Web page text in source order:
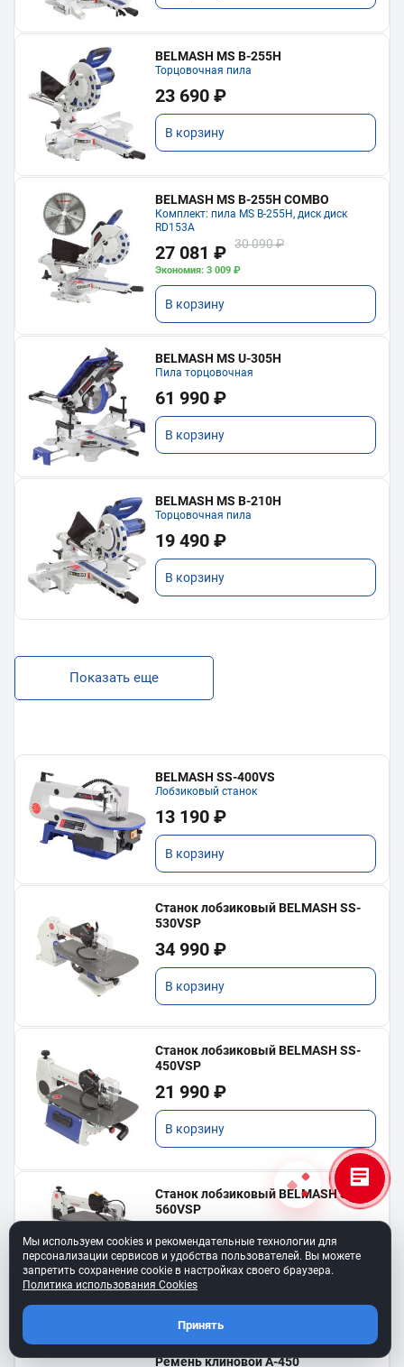
BELMASH MS B-255H
Торцовочная пила
23 690 ₽
В корзину
BELMASH MS B-255H COMBO
Комплект: пила MS B-255H, диск диск
RD153A
27 081 ₽ 30 090 ₽
Экономия: 3 009 ₽
В корзину
BELMASH MS U-305H
Пила торцовочная
61 990 ₽
В корзину
BELMASH MS B-210H
Торцовочная пила
19 490 ₽
В корзину
Показать еще
BELMASH SS-400VS
Лобзиковый станок
13 190 ₽
В корзину
Станок лобзиковый BELMASH SS-
530VSP
34 990 ₽
В корзину
Станок лобзиковый BELMASH SS-
450VSP
21 990 ₽
В корзину
Станок лобзиковый BELMASH SS-
560VSP
35 990 ₽
В корзину
Ремень клиновой A-450
Мы используем cookies и рекомендательные технологии для
персонализации сервисов и удобства пользователей. Вы можете
запретить сохранение cookie в настройках своего браузера.
Политика использования Cookies
Принять